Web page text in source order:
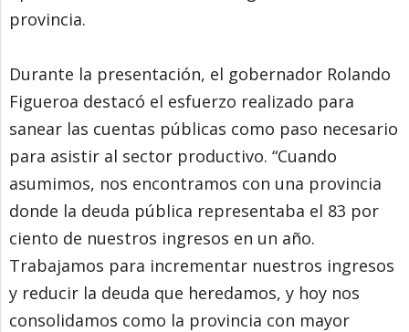
provincia.
Durante la presentación, el gobernador Rolando
Figueroa destacó el esfuerzo realizado para
sanear las cuentas públicas como paso necesario
para asistir al sector productivo. “Cuando
asumimos, nos encontramos con una provincia
donde la deuda pública representaba el 83 por
ciento de nuestros ingresos en un año.
Trabajamos para incrementar nuestros ingresos
y reducir la deuda que heredamos, y hoy nos
consolidamos como la provincia con mayor